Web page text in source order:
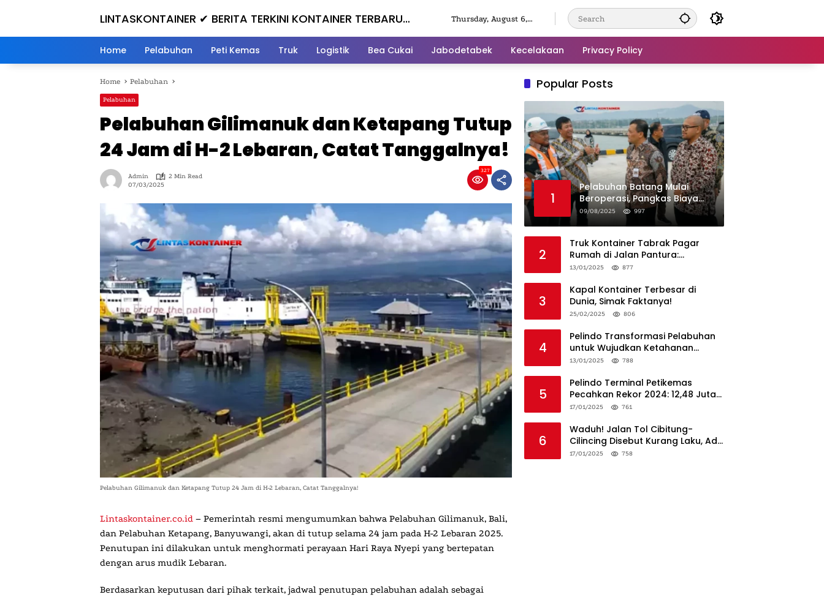
LINTASKONTAINER ✔ BERITA TERKINI KONTAINER TERBARU
HARI INI
Thursday, August 6,
Home Pelabuhan Peti Kemas Truk Logistik Bea Cukai Jabodetabek Kecelakaan Privacy Policy
Home Pelabuhan
Pelabuhan
Pelabuhan Gilimanuk dan Ketapang Tutup
24 Jam di H-2 Lebaran, Catat Tanggalnya!
Admin
2 Min Read
07/03/2025
327
Pelabuhan Gilimanuk dan Ketapang Tutup 24 Jam di H-2 Lebaran, Catat Tanggalnya!
Lintaskontainer.co.id – Pemerintah resmi mengumumkan bahwa Pelabuhan Gilimanuk, Bali,
dan Pelabuhan Ketapang, Banyuwangi, akan di tutup selama 24 jam pada H-2 Lebaran 2025.
Penutupan ini dilakukan untuk menghormati perayaan Hari Raya Nyepi yang bertepatan
dengan arus mudik Lebaran.
Berdasarkan keputusan dari pihak terkait, jadwal penutupan pelabuhan adalah sebagai
Popular Posts
1
Pelabuhan Batang Mulai
Beroperasi, Pangkas Biaya
Logistik Industri!
09/08/2025 997
2
Truk Kontainer Tabrak Pagar
Rumah di Jalan Pantura:
Kronologi dan Langkah
13/01/2025 877
3
Kapal Kontainer Terbesar di
Dunia, Simak Faktanya!
25/02/2025 806
4
Pelindo Transformasi Pelabuhan
untuk Wujudkan Ketahanan
Logistik dan Daya Saing Global
13/01/2025 788
5
Pelindo Terminal Petikemas
Pecahkan Rekor 2024: 12,48 Juta
TEUs, Bukti Keunggulan Logistik
17/01/2025 761
6
Waduh! Jalan Tol Cibitung-
Cilincing Disebut Kurang Laku, Ada
Apa?
17/01/2025 758